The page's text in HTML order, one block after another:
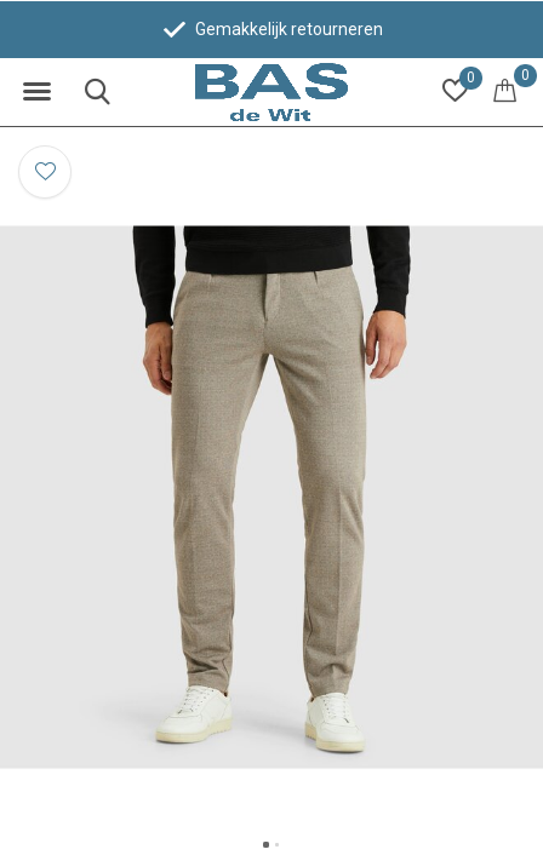
0 0
Gemakkelijk retourneren